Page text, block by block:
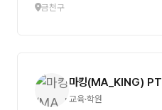
금천구
마킹(MA_KING) PT
교육·학원